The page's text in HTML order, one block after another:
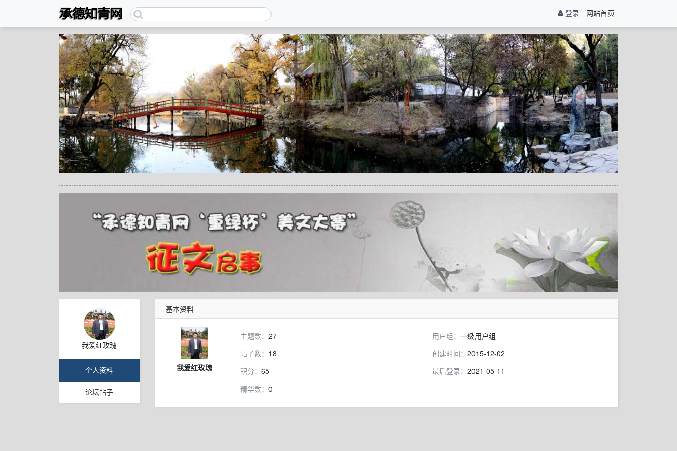
登录 网站首页
我爱红玫瑰
个人资料
论坛帖子
基本资料
我爱红玫瑰
主题数： 27
帖子数： 18
积分： 65
精华数： 0
用户组：一级用户组
创建时间：2015-12-02
最后登录：2021-05-11